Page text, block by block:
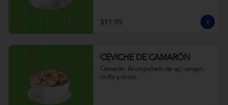
$11.95
CEVICHE DE CAMARÓN
Camarón. Acompañado de ají, canguil,
chifle y limón.